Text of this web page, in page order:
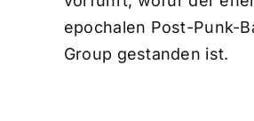
epochalen Post-Punk-
Group gestanden ist.